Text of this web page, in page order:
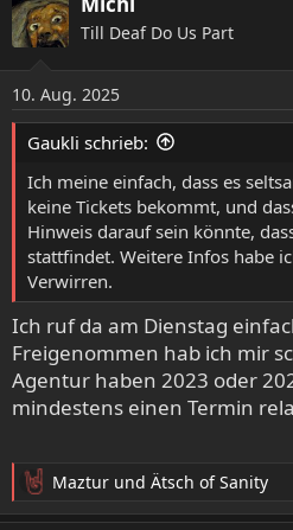
Till Deaf Do Us Part
10. Aug. 2025
Gaukli schrieb:
Ich meine einfach, dass es
keine Tickets bekommt, und
Hinweis darauf sein könnte,
stattfindet. Weitere Infos habe
Verwirren.
Ich ruf da am Dienstag
Freigenommen hab ich mir
Agentur haben 2023 oder
mindestens einen Termin
R
e
Maztur und Ätsch of Sanity